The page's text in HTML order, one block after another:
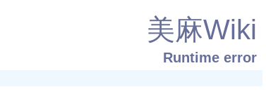
美麻Wiki
Runtime error